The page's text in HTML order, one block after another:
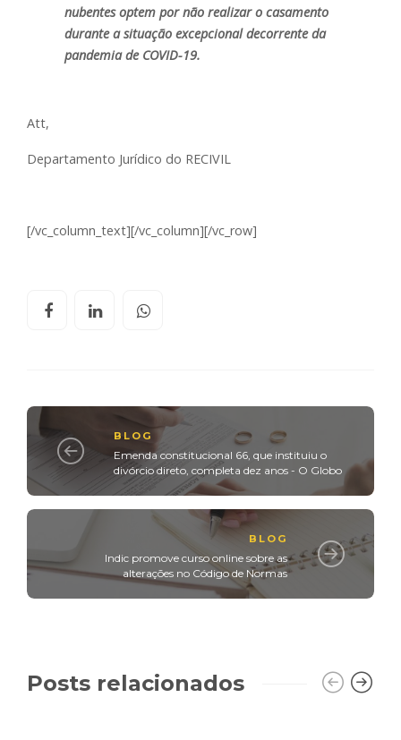
nubentes optem por não realizar o casamento
durante a situação excepcional decorrente da
pandemia de COVID-19.
Att,
Departamento Jurídico do RECIVIL
[/vc_column_text][/vc_column][/vc_row]
BLOG
Emenda constitucional 66, que instituiu o
divórcio direto, completa dez anos - O Globo
BLOG
Indic promove curso online sobre as
alterações no Código de Normas
Posts relacionados